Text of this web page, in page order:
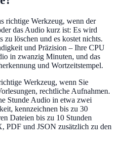
richtige Werkzeug, wenn der
das Audio kurz ist: Es wird
zu löschen und es kostet nichts.
und Präzision – Ihre CPU
in zwanzig Minuten, und das
und Wortzeitstempel.
Werkzeug, wenn Sie
rechtliche Aufnahmen.
Stunde Audio in etwa zwei
kennzeichnen bis zu 30
Dateien bis zu 10 Stunden
PDF und JSON zusätzlich zu den